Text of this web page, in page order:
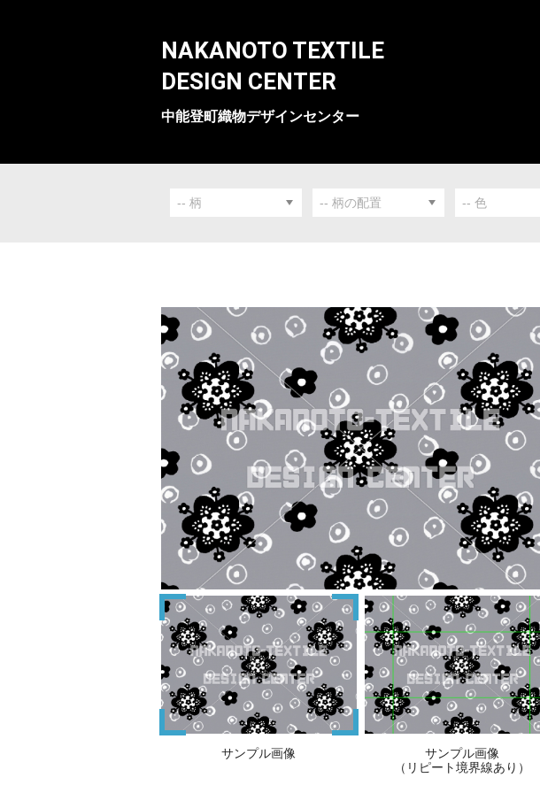
NAKANOTO TEXTILE
DESIGN CENTER
中能登町織物デザインセンター
サンプル画像
サンプル画像
（リピート境界線あり）